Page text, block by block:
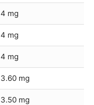
4 mg
4 mg
4 mg
3.60 mg
3.50 mg